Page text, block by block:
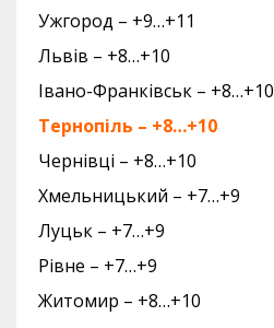
Ужгород – +9…+11
Львів – +8…+10
Івано-Франківськ – +8…+10
Тернопіль – +8…+10
Чернівці – +8…+10
Хмельницький – +7…+9
Луцьк – +7…+9
Рівне – +7…+9
Житомир – +8…+10